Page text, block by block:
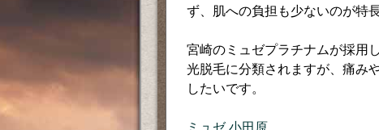
ず、肌への負担も少ないのが特
宮崎のミュゼプラチナムが採用
光脱毛に分類されますが、痛み
したいです。
ミュゼ 小田原